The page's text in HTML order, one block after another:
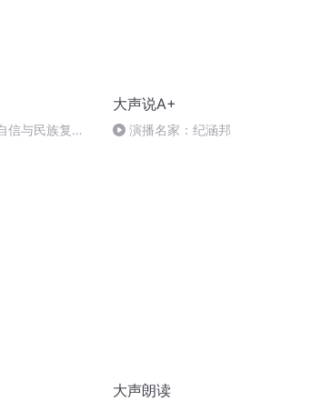
信与民族复
大声说A+
演播名家：纪涵邦
大声朗读